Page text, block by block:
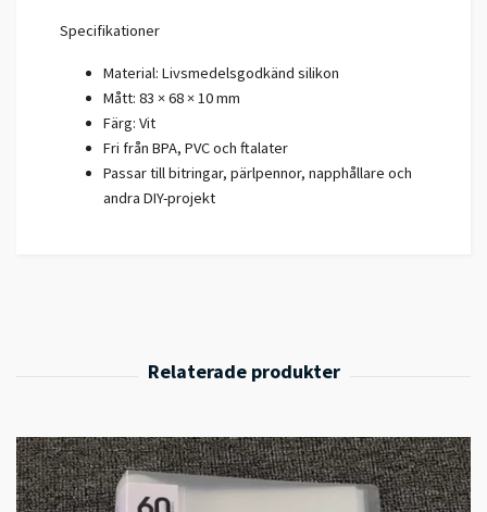
Specifikationer
Material: Livsmedelsgodkänd silikon
Mått: 83 × 68 × 10 mm
Färg: Vit
Fri från BPA, PVC och ftalater
Passar till bitringar, pärlpennor, napphållare och
andra DIY-projekt